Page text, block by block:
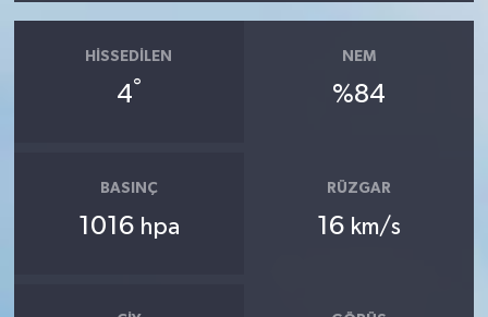
HISSEDILEN
4°
NEM
%84
BASINÇ
1016 hpa
RÜZGAR
16 km/s